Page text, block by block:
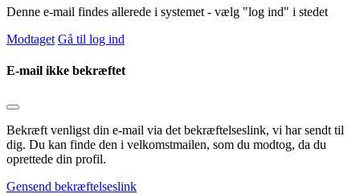
Denne e-mail findes allerede i systemet - vælg "log ind" i stedet
Modtaget Gå til log ind
E-mail ikke bekræftet
Bekræft venligst din e-mail via det bekræftelseslink, vi har sendt til
dig. Du kan finde den i velkomstmailen, som du modtog, da du
oprettede din profil.
Gensend bekræftelseslink